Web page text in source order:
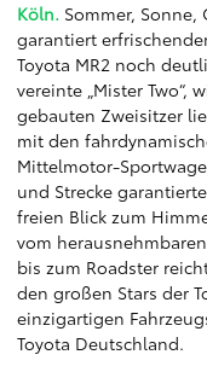
Köln. Sommer,
garantiert
Toyota MR2 noch
vereinte „Mister Two“,
gebauten Zweisitzer
mit den
Mittelmotor-
und Strecke
freien Blick zum
vom
bis zum Roadster
den großen Stars der
einzigartigen
Toyota Deutschland.